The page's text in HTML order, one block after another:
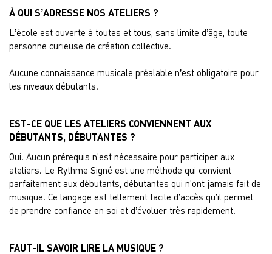
À QUI S’ADRESSE NOS ATELIERS ?
L’école est ouverte à toutes et tous, sans limite d’âge, toute
personne curieuse de création collective.
Aucune connaissance musicale préalable n’est obligatoire pour
les niveaux débutants.
EST-CE QUE LES ATELIERS CONVIENNENT AUX
DÉBUTANTS, DÉBUTANTES ?
Oui. Aucun prérequis n'est nécessaire pour participer aux
ateliers. Le Rythme Signé est une méthode qui convient
parfaitement aux débutants, débutantes qui n'ont jamais fait de
musique. Ce langage est tellement facile d’accès qu’il permet
de prendre confiance en soi et d’évoluer très rapidement.
FAUT-IL SAVOIR LIRE LA MUSIQUE ?